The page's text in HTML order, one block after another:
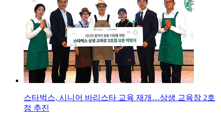
스타벅스, 시니어 바리스타 교육 재개…상생 교육장 2호
점 추진